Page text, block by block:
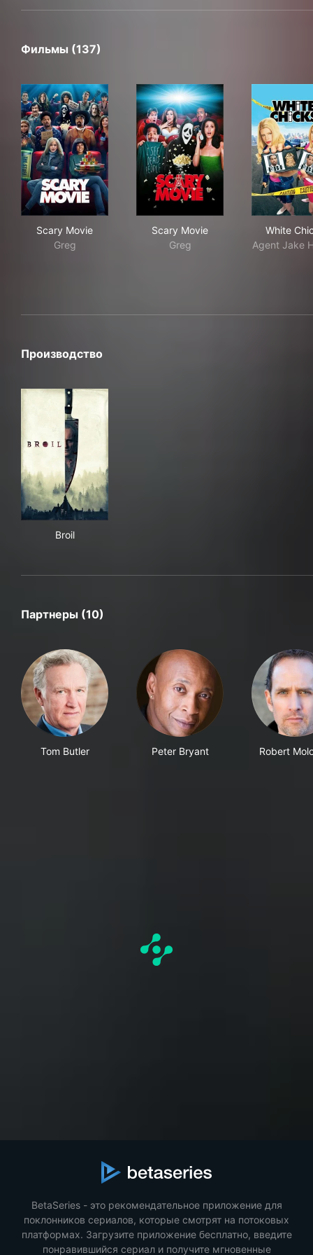
Фильмы (137)
Scary Movie
Greg
Scary Movie
Greg
White
Agent Jake
Производство
Broil
Партнеры (10)
Tom Butler Peter Bryant Robert
BetaSeries - это рекомендательное приложение для
поклонников сериалов, которые смотрят на потоковых
платформах. Загрузите приложение бесплатно, введите
понравившийся сериал и получите мгновенные